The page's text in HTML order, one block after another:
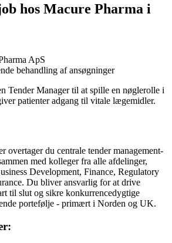
hos Macure Pharma i
ApS
behandling af ansøgninger
Tender Manager til at spille en nøglerolle i
patienter adgang til vitale lægemidler.
overtager du centrale tender management-
med kolleger fra alle afdelinger,
Development, Finance, Regulatory
Du bliver ansvarlig for at drive
til slut og sikre konkurrencedygtige
portefølje - primært i Norden og UK.